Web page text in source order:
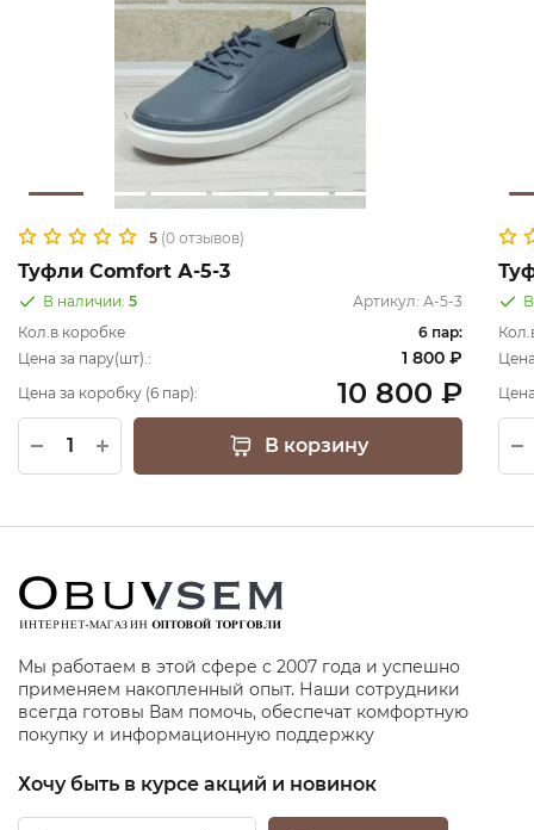
5 (0 отзывов)
Туфли Comfort А-5-3
В наличии: 5 Артикул: А-5-3
Кол.в коробке
6 пар:
Цена за пару(шт).:
1 800 ₽
Цена за коробку (6 пар): 10 800 ₽
В корзину
Мы работаем в этой сфере с 2007 года и успешно
применяем накопленный опыт. Наши сотрудники
всегда готовы Вам помочь, обеспечат комфортную
покупку и информационную поддержку
Хочу быть в курсе акций и новинок